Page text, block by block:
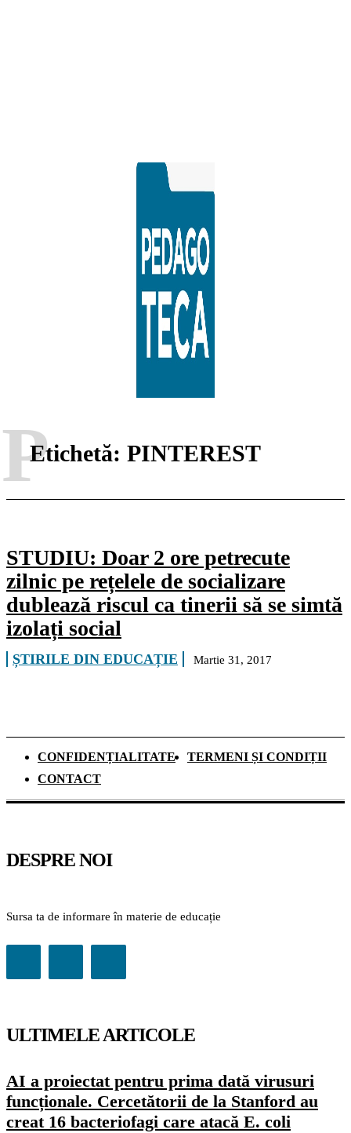
Etichetă: PINTEREST
P
STUDIU: Doar 2 ore petrecute
zilnic pe rețelele de socializare
dublează riscul ca tinerii să se simtă
izolați social
ȘTIRILE DIN EDUCAȚIE Martie 31, 2017
CONFIDENȚIALITATE
TERMENI ȘI CONDIȚII
CONTACT
DESPRE NOI
Sursa ta de informare în materie de educație
ULTIMELE ARTICOLE
AI a proiectat pentru prima dată virusuri
funcționale. Cercetătorii de la Stanford au
creat 16 bacteriofagi care atacă E. coli